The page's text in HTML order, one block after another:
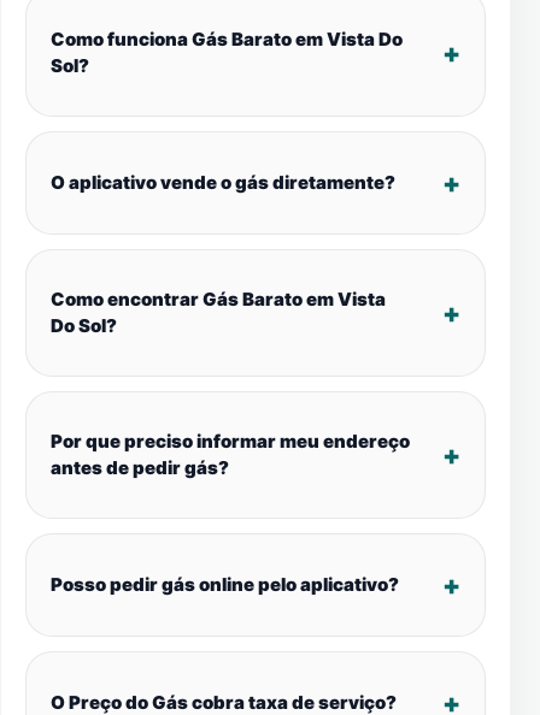
Como funciona Gás Barato em Vista Do
Sol?
O aplicativo vende o gás diretamente?
Como encontrar Gás Barato em Vista
Do Sol?
Por que preciso informar meu endereço
antes de pedir gás?
Posso pedir gás online pelo aplicativo?
O Preço do Gás cobra taxa de serviço?